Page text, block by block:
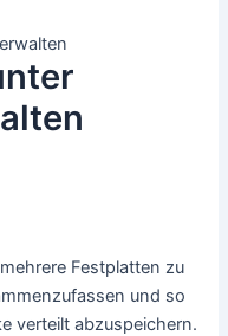
Festplatten zu
und so
verteilt abzuspeichern.